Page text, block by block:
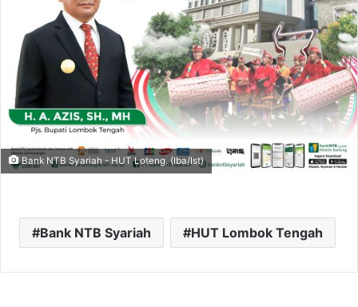
Bank NTB Syariah - HUT Loteng. (Iba/Ist)
Bank NTB Syariah HUT Lombok Tengah